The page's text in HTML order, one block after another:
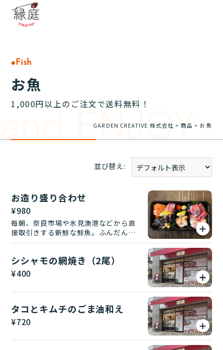
and ENJOY
Fish
お魚
1,000円以上のご注文で送料無料！
GARDEN CREATIVE 株式会社 >商品 > お魚
並び替え:
お造り盛り合わせ
¥980
毎朝、奈良市場や氷見漁港などから直
接取引きする新鮮な鮮魚。ふんだんに
盛り合わせます。 １人前価格。３人前
さい。
シシャモの網焼き（2尾）
¥400
タコとキムチのごま油和え
¥720